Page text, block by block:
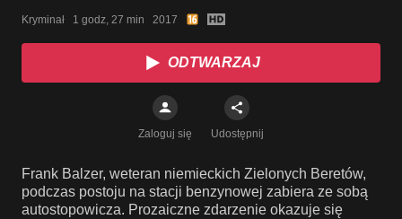
Kryminał   1 godz, 27 min   2017
ODTWARZAJ
Zaloguj się Udostępnij
Frank Balzer, weteran niemieckich Zielonych Beretów,
podczas postoju na stacji benzynowej zabiera ze sobą
autostopowicza. Prozaiczne zdarzenie okazuje się